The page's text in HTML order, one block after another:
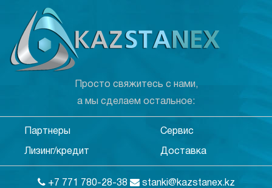
Просто свяжитесь с нами,
а мы сделаем остальное:
Партнеры Сервис
Лизинг/кредит Доставка
+7 771 780-28-38 stanki@kazstanex.kz